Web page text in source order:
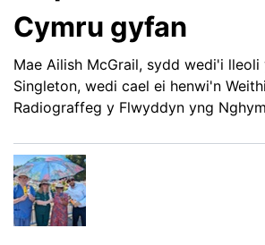
Cymru gyfan
Mae Ailish McGrail, sydd wedi'i lleoli
Singleton, wedi cael ei henwi'n
Radiograffeg y Flwyddyn yng